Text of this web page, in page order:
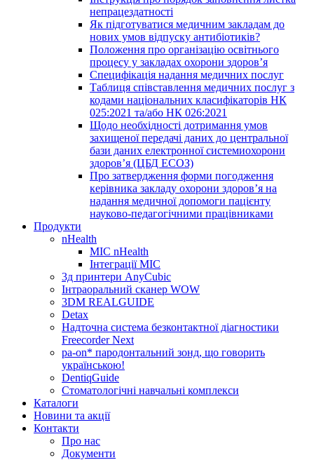
непрацездатності
Як підготуватися медичним закладам до
нових умов відпуску антибіотиків?
Положення про організацію освітнього
процесу у закладах охорони здоров’я
Специфікація надання медичних послуг
Таблиця співставлення медичних послуг з
кодами національних класифікаторів НК
025:2021 та/або НК 026:2021
Щодо необхідності дотримання умов
захищеної передачі даних до центральної
бази даних електронної системиохорони
здоров’я (ЦБД ЕСОЗ)
Про затвердження форми погодження
керівника закладу охорони здоров’я на
надання медичної допомоги пацієнту
науково-педагогічними працівниками
Продукти
nHealth
МІС nHealth
Інтеграції МІС
3д принтери AnyCubic
Інтраоральний сканер WOW
3DM REALGUIDE
Detax
Надточна система безконтактної діагностики
Freecorder Next
pa-on* пародонтальний зонд, що говорить
українською!
DentiqGuide
Стоматологічні навчальні комплекси
Каталоги
Новини та акції
Контакти
Про нас
Документи